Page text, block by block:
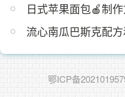
日式苹果面包🍎制
流心南瓜巴斯克配
鄂ICP备